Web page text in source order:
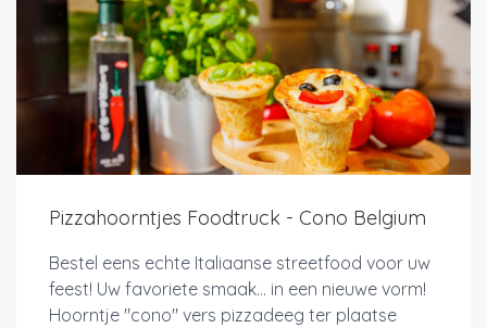
Pizzahoorntjes Foodtruck - Cono Belgium
Bestel eens echte Italiaanse streetfood voor uw
feest! Uw favoriete smaak... in een nieuwe vorm!
Hoorntje "cono" vers pizzadeeg ter plaatse